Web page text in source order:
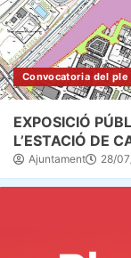
Convocatoria del ple
EXPOSICIÓ
L’ESTACIÓ DE
Ajuntament 28/